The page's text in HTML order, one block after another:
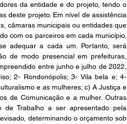
da entidade e do projeto, tendo o
deste projeto. Em nível de assistência
câmaras municipais ou entidades que
com os parceiros em cada município,
adequar a cada um. Portanto, será
de modo presencial em prefeituras,
entre junho e julho de 2022,
2- Rondonópolis; 3- Vila bela e; 4-
e as mulheres; c) A Justiça e
de Comunicação e a mulher. Outras
Trabalho a ser apresentado pela
determinando o orçamento sob